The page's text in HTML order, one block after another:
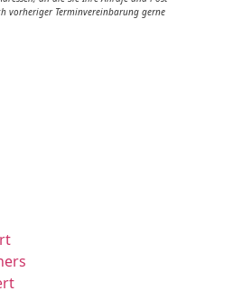
vorheriger Terminvereinbarung gerne